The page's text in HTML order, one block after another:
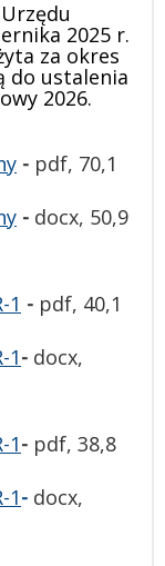
2025 r.
za okres
do ustalenia
2026.
- pdf, 70,1
- docx, 50,9
1 - pdf, 40,1
1- docx,
1- pdf, 38,8
1- docx,